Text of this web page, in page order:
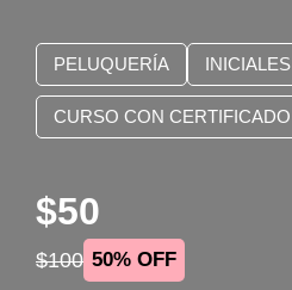
PELUQUERÍA INICIALES
CURSO CON CERTIFICADO
$50
$100 50% OFF